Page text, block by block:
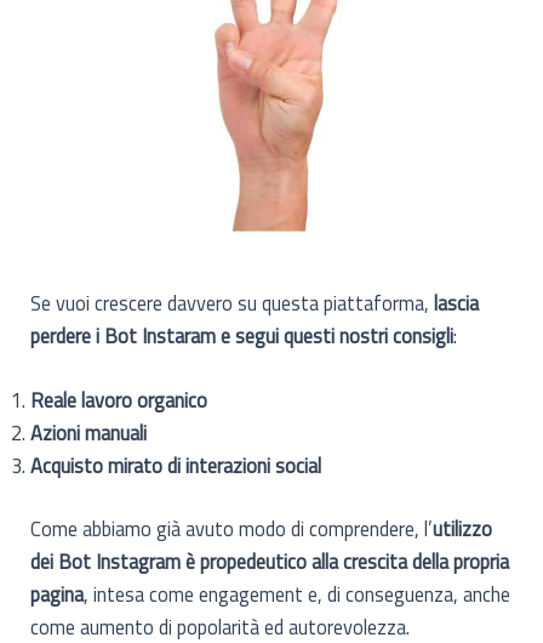
Se vuoi crescere davvero su questa piattaforma,lascia
perdere i Bot Instaram e segui questi nostri consigli:
Reale lavoro organico
Azioni manuali
Acquisto mirato di interazioni social
Come abbiamo già avuto modo di comprendere, l’utilizzo
dei Bot Instagram è propedeutico alla crescita della propria
pagina, intesa come engagement e, di conseguenza, anche
come aumento di popolarità ed autorevolezza.